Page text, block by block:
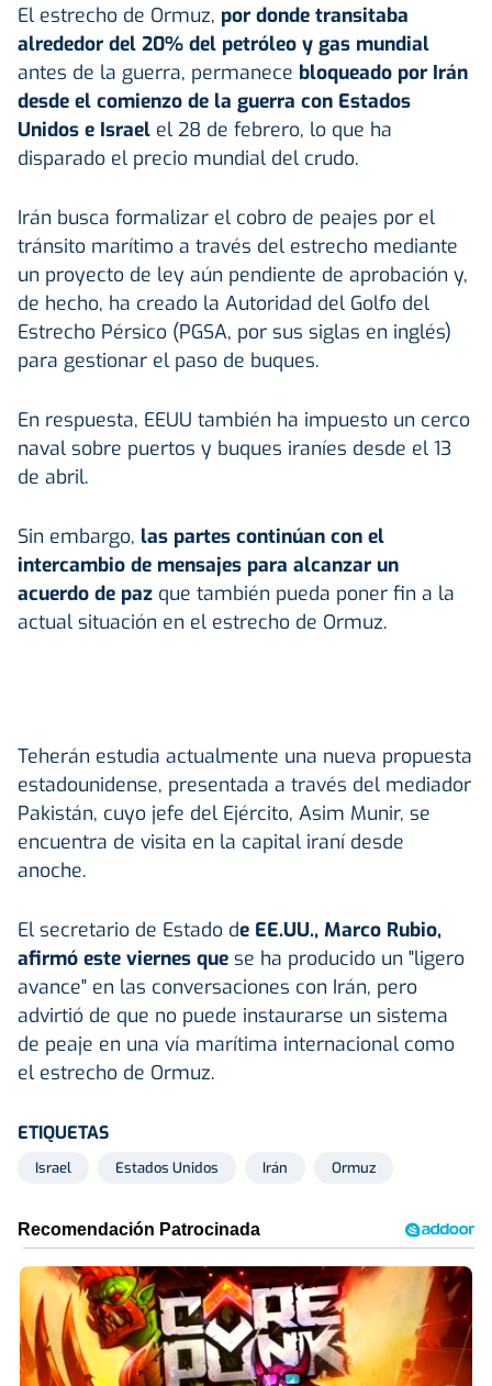
El estrecho de Ormuz, por donde transitaba
alrededor del 20% del petróleo y gas mundial
antes de la guerra, permanece bloqueado por Irán
desde el comienzo de la guerra con Estados
Unidos e Israel el 28 de febrero, lo que ha
disparado el precio mundial del crudo.
Irán busca formalizar el cobro de peajes por el
tránsito marítimo a través del estrecho mediante
un proyecto de ley aún pendiente de aprobación y,
de hecho, ha creado la Autoridad del Golfo del
Estrecho Pérsico (PGSA, por sus siglas en inglés)
para gestionar el paso de buques.
En respuesta, EEUU también ha impuesto un cerco
naval sobre puertos y buques iraníes desde el 13
de abril.
Sin embargo, las partes continúan con el
intercambio de mensajes para alcanzar un
acuerdo de paz que también pueda poner fin a la
actual situación en el estrecho de Ormuz.
Teherán estudia actualmente una nueva propuesta
estadounidense, presentada a través del mediador
Pakistán, cuyo jefe del Ejército, Asim Munir, se
encuentra de visita en la capital iraní desde
anoche.
El secretario de Estado de EE.UU., Marco Rubio,
afirmó este viernes que se ha producido un "ligero
avance" en las conversaciones con Irán, pero
advirtió de que no puede instaurarse un sistema
de peaje en una vía marítima internacional como
el estrecho de Ormuz.
ETIQUETAS
Israel Estados Unidos Irán Ormuz